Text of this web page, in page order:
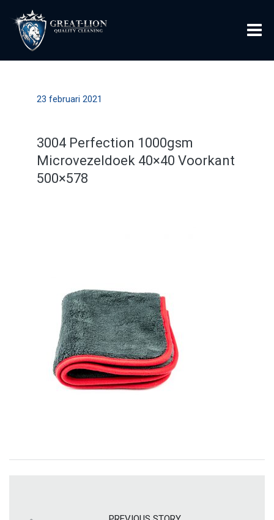
23 februari 2021
3004 Perfection 1000gsm
Microvezeldoek 40×40 Voorkant
500×578